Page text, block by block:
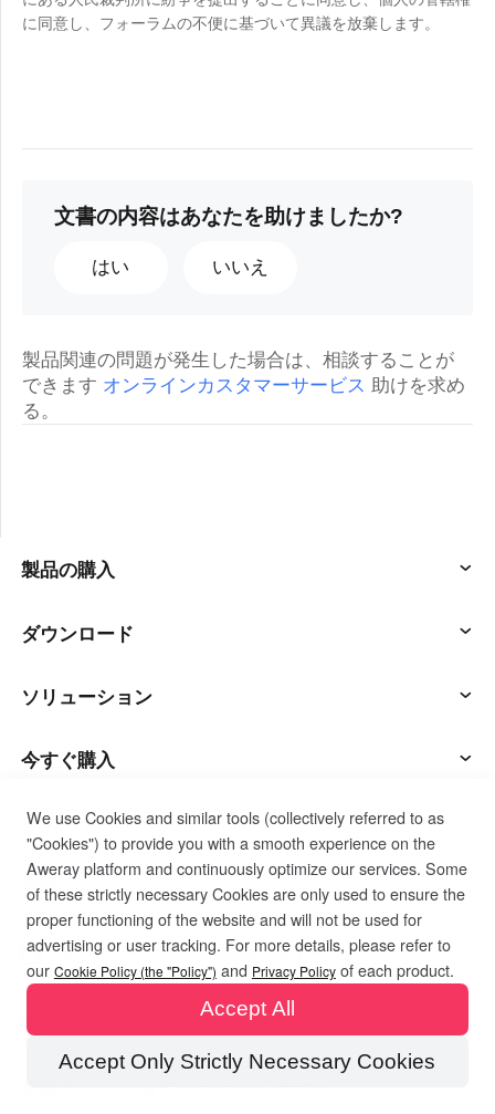
に同意し、フォーラムの不便に基づいて異議を放棄します。
文書の内容はあなたを助けましたか?
はい いいえ
製品関連の問題が発生した場合は、相談することが
できます オンラインカスタマーサービス 助けを求め
る。
製品の購入
アウェサン
アウェシード
AweShell
スマートハードウェア
ダウンロード
AweSunクライアント
AweSeedクライアント
AweShellクライアント
ソリューション
ITオペレーション & サポート
リモートワーク
テクニカルサポート
インダストリアルIoT
リモートデータアクセス
今すぐ購入
AweSunパーソナルプラン
AweSeedビジネスプラン
AweShellパーソナルプラン
AweShellビジネスプラン
コードを引き換える
サポート
カスタマーサービスに連絡する
リソース
会社
私たちについて
パートナーになる
プライバシーポリシー利用規約クッキーポリシー
We use Cookies and similar tools (collectively referred to as
"Cookies") to provide you with a smooth experience on the
Aweray platform and continuously optimize our services. Some
of these strictly necessary Cookies are only used to ensure the
proper functioning of the website and will not be used for
advertising or user tracking. For more details, please refer to
our Cookie Policy (the "Policy") and Privacy Policy of each product.
Accept Only Strictly Necessary Cookies
Accept All